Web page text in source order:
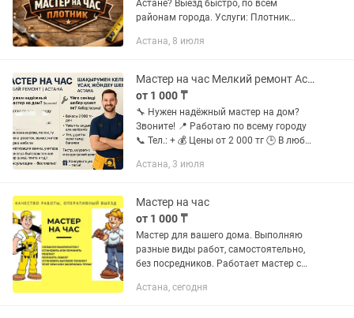
Астане? Выезд быстро, по всем
районам города. Услуги: Плотник
установка, ремонт Сантехник —
Астана, 8 июля
Мастер на час Мелкий ремонт Астана Мужчина час гарантия качество!
от 1 000 ₸
🔧 Нужен надёжный мастер на дом?
Звоните! 📍 Работаю по всему городу
📞 Тел.: + 💰 Цены от 2 000 тг 🕒 В любое
Установка карнизов, полок,
Астана, 3 июля
Мастер на час
от 1 000 ₸
Мастер для вашего дома. Выполняю
разные виды работ, самостоятельно,
без посредников. Работает мастер с
Оплата договорная [в зависимости от
Астана, сегодня